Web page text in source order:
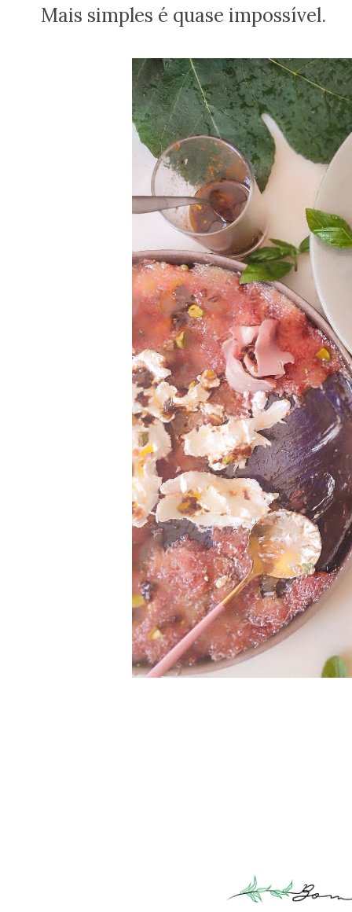
Mais simples é quase impossível.